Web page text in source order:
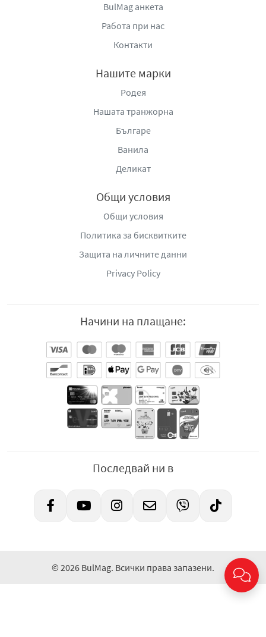
BulMag анкета
Работа при нас
Контакти
Нашите марки
Родея
Нашата транжорна
Българе
Ванила
Деликат
Общи условия
Общи условия
Политика за бисквитките
Защита на личните данни
Privacy Policy
Начини на плащане:
Последвай ни в
© 2026 BulMag. Всички права запазени.